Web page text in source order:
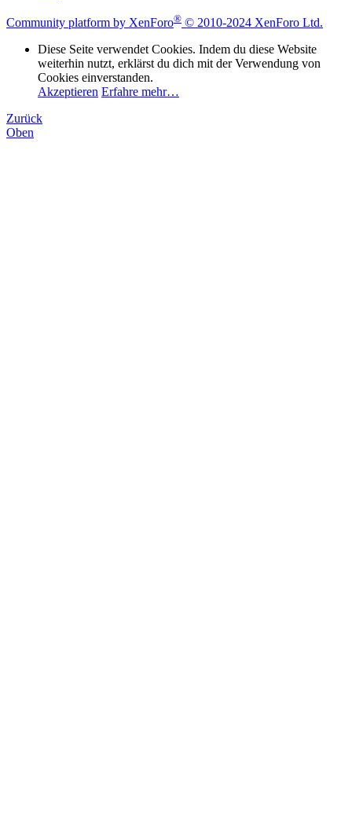
Community platform by XenForo® © 2010-2024 XenForo Ltd.
Diese Seite verwendet Cookies. Indem du diese Website
weiterhin nutzt, erklärst du dich mit der Verwendung von
Cookies einverstanden.
Akzeptieren Erfahre mehr…
Zurück
Oben